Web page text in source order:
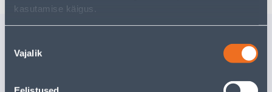
kasutamise käigus.
valik
Vajalik